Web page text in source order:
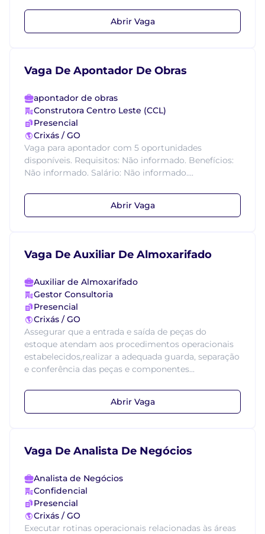
Abrir Vaga
Vaga De Apontador De Obras
apontador de obras
Construtora Centro Leste (CCL)
Presencial
Crixás / GO
Vaga para apontador com 5 oportunidades
disponíveis. Requisitos: Não informado. Benefícios:
Não informado. Salário: Não informado....
Abrir Vaga
Vaga De Auxiliar De Almoxarifado
Auxiliar de Almoxarifado
Gestor Consultoria
Presencial
Crixás / GO
Assegurar que a entrada e saída de peças do
estoque atendam aos procedimentos operacionais
estabelecidos,realizar a adequada guarda, separação
e conferência das peças e componentes...
Abrir Vaga
Vaga De Analista De Negócios
Analista de Negócios
Confidencial
Presencial
Crixás / GO
Executar rotinas operacionais relacionadas às áreas